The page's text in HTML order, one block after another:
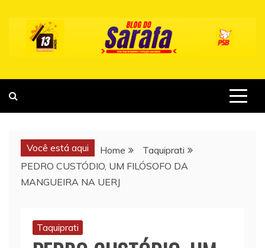
content
Você está aqui Home
Taquiprati
PEDRO CUSTÓDIO, UM FILÓSOFO DA
MANGUEIRA NA UERJ
Taquiprati